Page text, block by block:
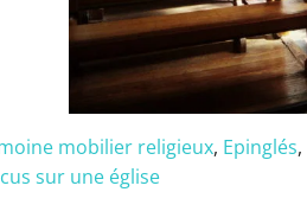
mobilier religieux, Epinglés,
sur une église